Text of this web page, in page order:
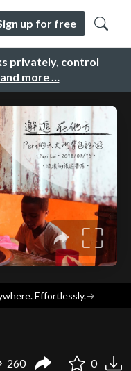
privately, control
more …
up for free
Effortlessly.→
260 0